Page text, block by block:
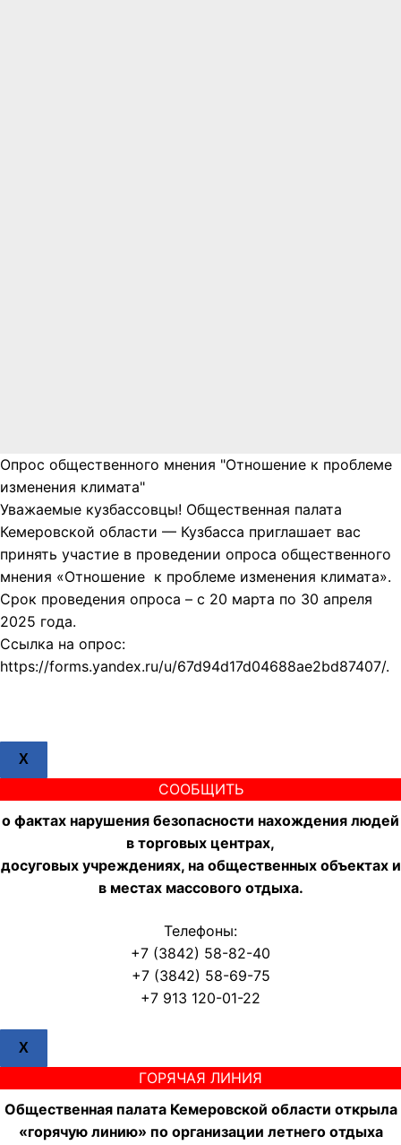
Опрос общественного мнения "Отношение к проблеме
изменения климата"
Уважаемые кузбассовцы! Общественная палата
Кемеровской области — Кузбасса приглашает вас
принять участие в проведении опроса общественного
мнения «Отношение к проблеме изменения климата».
Срок проведения опроса – с 20 марта по 30 апреля
2025 года.
Ссылка на опрос:
https://forms.yandex.ru/u/67d94d17d04688ae2bd87407/.
X
СООБЩИТЬ
о фактах нарушения безопасности нахождения людей
в торговых центрах,
досуговых учреждениях, на общественных объектах и
в местах массового отдыха.
Телефоны:
+7 (3842) 58-82-40
+7 (3842) 58-69-75
+7 913 120-01-22
X
ГОРЯЧАЯ ЛИНИЯ
Общественная палата Кемеровской области открыла
«горячую линию» по организации летнего отдыха